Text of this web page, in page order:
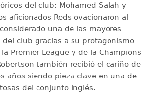
del club: Mohamed Salah y
aficionados Reds ovacionaron al
una de las mayores
del club gracias a su protagonismo
Premier League y de la Champions
también recibió el cariño de
años siendo pieza clave en una de
del conjunto inglés.